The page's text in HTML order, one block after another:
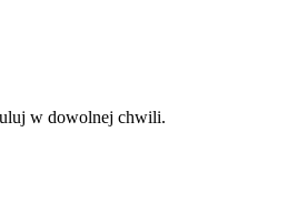
w dowolnej chwili.